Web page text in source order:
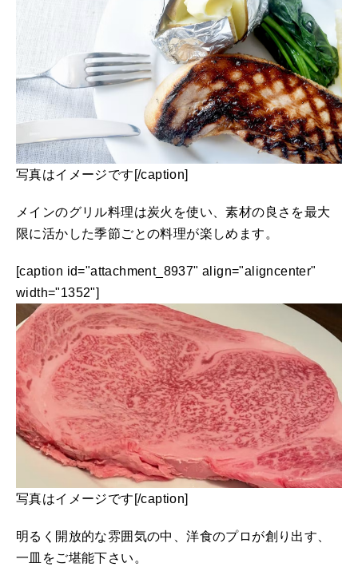
写真はイメージです[/caption]
メインのグリル料理は炭火を使い、素材の良さを最大
限に活かした季節ごとの料理が楽しめます。
[caption id="attachment_8937" align="aligncenter"
width="1352"]
写真はイメージです[/caption]
明るく開放的な雰囲気の中、洋食のプロが創り出す、
一皿をご堪能下さい。